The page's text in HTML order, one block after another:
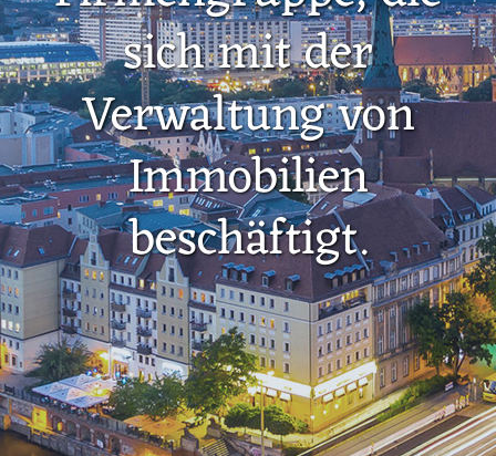
sich mit der
Verwaltung von
Immobilien
beschäftigt.